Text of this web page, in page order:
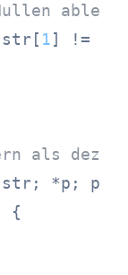
str[ 1] !=
als
*p;
{